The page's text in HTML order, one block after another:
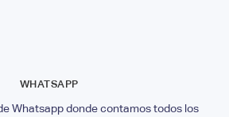
WHATSAPP
Whatsapp donde contamos todos los